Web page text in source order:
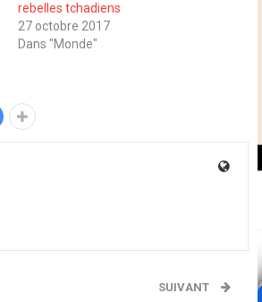
rebelles tchadiens
27 octobre 2017
Dans "Monde"
SUIVANT